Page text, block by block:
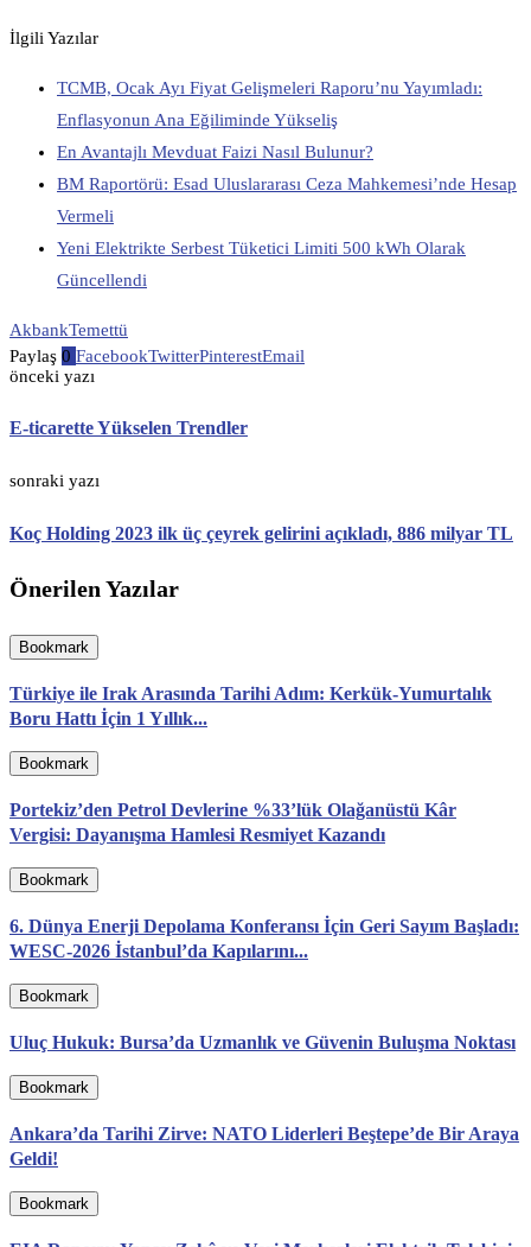
İlgili Yazılar
TCMB, Ocak Ayı Fiyat Gelişmeleri Raporu’nu Yayımladı:
Enflasyonun Ana Eğiliminde Yükseliş
En Avantajlı Mevduat Faizi Nasıl Bulunur?
BM Raportörü: Esad Uluslararası Ceza Mahkemesi’nde Hesap
Vermeli
Yeni Elektrikte Serbest Tüketici Limiti 500 kWh Olarak
Güncellendi
AkbankTemettü
Paylaş 0 FacebookTwitterPinterestEmail
önceki yazı
E-ticarette Yükselen Trendler
sonraki yazı
Koç Holding 2023 ilk üç çeyrek gelirini açıkladı, 886 milyar TL
Önerilen Yazılar
Bookmark
Türkiye ile Irak Arasında Tarihi Adım: Kerkük-Yumurtalık
Boru Hattı İçin 1 Yıllık...
Bookmark
Portekiz’den Petrol Devlerine %33’lük Olağanüstü Kâr
Vergisi: Dayanışma Hamlesi Resmiyet Kazandı
Bookmark
6. Dünya Enerji Depolama Konferansı İçin Geri Sayım Başladı:
WESC-2026 İstanbul’da Kapılarını...
Bookmark
Uluç Hukuk: Bursa’da Uzmanlık ve Güvenin Buluşma Noktası
Bookmark
Ankara’da Tarihi Zirve: NATO Liderleri Beştepe’de Bir Araya
Geldi!
Bookmark